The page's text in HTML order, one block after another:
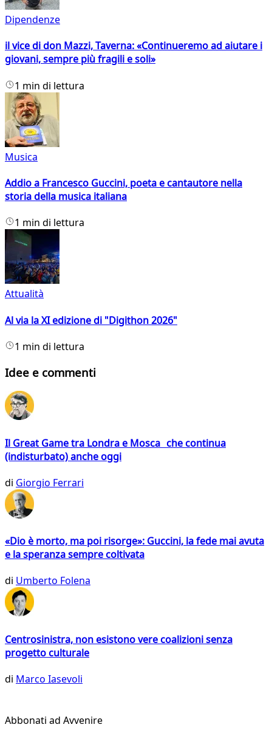
Dipendenze
il vice di don Mazzi, Taverna: «Continueremo ad aiutare i
giovani, sempre più fragili e soli»
1 min di lettura
Musica
Addio a Francesco Guccini, poeta e cantautore nella
storia della musica italiana
1 min di lettura
Attualità
Al via la XI edizione di "Digithon 2026"
1 min di lettura
Idee e commenti
Il Great Game tra Londra e Mosca che continua
(indisturbato) anche oggi
di Giorgio Ferrari
«Dio è morto, ma poi risorge»: Guccini, la fede mai avuta
e la speranza sempre coltivata
di Umberto Folena
Centrosinistra, non esistono vere coalizioni senza
progetto culturale
di Marco Iasevoli
Abbonati ad Avvenire